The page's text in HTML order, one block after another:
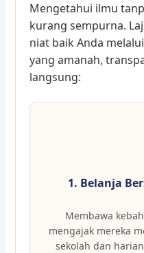
Mengetahui ilmu
kurang sempurna.
niat baik Anda
yang amanah,
langsung:
1. Belanja
Membawa
mengajak mereka
sekolah dan